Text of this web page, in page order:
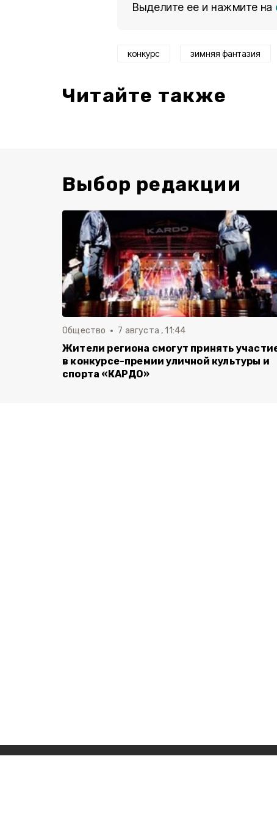
Выделите ее и нажмите на
конкурс зимняя фантазия
Читайте также
Выбор редакции
Общество 7 августа , 11:44
Жители региона смогут принять
в конкурсе-премии уличной культуры и
спорта «КАРДО»